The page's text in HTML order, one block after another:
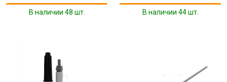
В наличии 48 шт. В наличии 44 шт.